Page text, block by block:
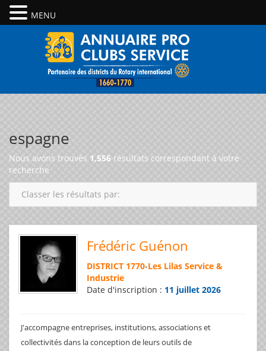
espagne
Nous avons trouvés 1,556 résultats correspondant à votre
recherche
Classer les résultats par:
Frédéric Guénon
DISTRICT 1770-Les Lilas Service &
Industrie
Date d'inscription : 11 juillet 2026
J'accompagne entreprises, institutions, associations et
collectivités dans la conception de leurs outils de
MENU